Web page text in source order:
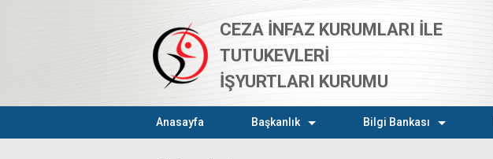
CEZA İNFAZ KURUMLARI İLE
TUTUKEVLERİ
İŞYURTLARI KURUMU
Anasayfa Başkanlık Bilgi Bankası